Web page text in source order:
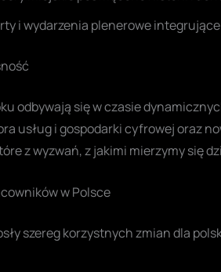
i wydarzenia plenerowe
odbywają się w czasie
usług i gospodarki cyfrowej oraz
z wyzwań, z jakimi mierzymy się
w Polsce
szereg korzystnych zmian dla